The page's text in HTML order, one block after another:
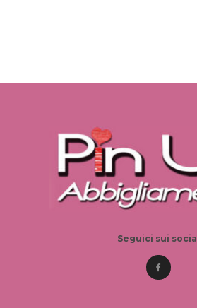
Seguici sui social